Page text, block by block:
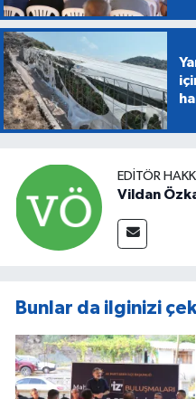
EDITÖR
Vildan
Bunlar da ilginizi